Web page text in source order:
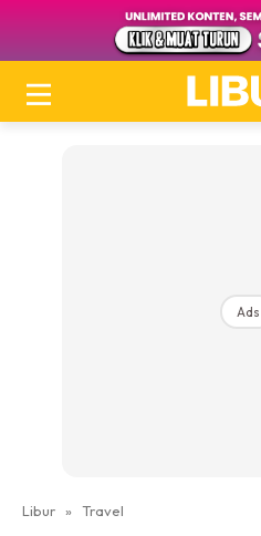
Ads
Libur » Travel